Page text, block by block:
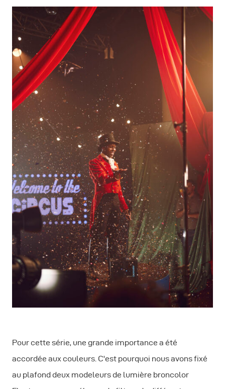
Pour cette série, une grande importance a été
accordée aux couleurs. C'est pourquoi nous avons fixé
au plafond deux modeleurs de lumière broncolor